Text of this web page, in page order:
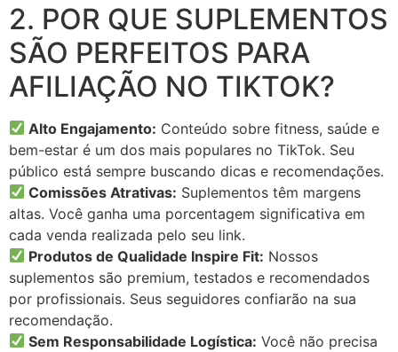
2. POR QUE SUPLEMENTOS
SÃO PERFEITOS PARA
AFILIAÇÃO NO TIKTOK?
Alto Engajamento: Conteúdo sobre fitness, saúde e
bem-estar é um dos mais populares no TikTok. Seu
público está sempre buscando dicas e recomendações.
Comissões Atrativas: Suplementos têm margens
altas. Você ganha uma porcentagem significativa em
cada venda realizada pelo seu link.
Produtos de Qualidade Inspire Fit: Nossos
suplementos são premium, testados e recomendados
por profissionais. Seus seguidores confiarão na sua
recomendação.
Sem Responsabilidade Logística: Você não precisa